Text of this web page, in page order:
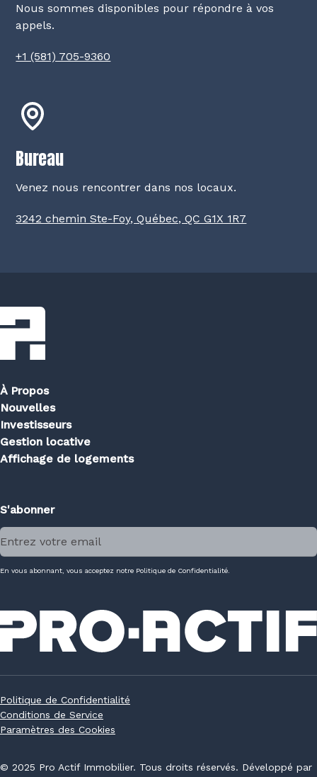
Nous sommes disponibles pour répondre à vos
appels.
+1 (581) 705-9360
Bureau
Venez nous rencontrer dans nos locaux.
3242 chemin Ste-Foy, Québec, QC G1X 1R7
À Propos
Nouvelles
Investisseurs
Gestion locative
Affichage de logements
S'abonner
En vous abonnant, vous acceptez notre Politique de Confidentialité.
Politique de Confidentialité
Conditions de Service
Paramètres des Cookies
© 2025 Pro Actif Immobilier. Tous droits réservés. Développé par